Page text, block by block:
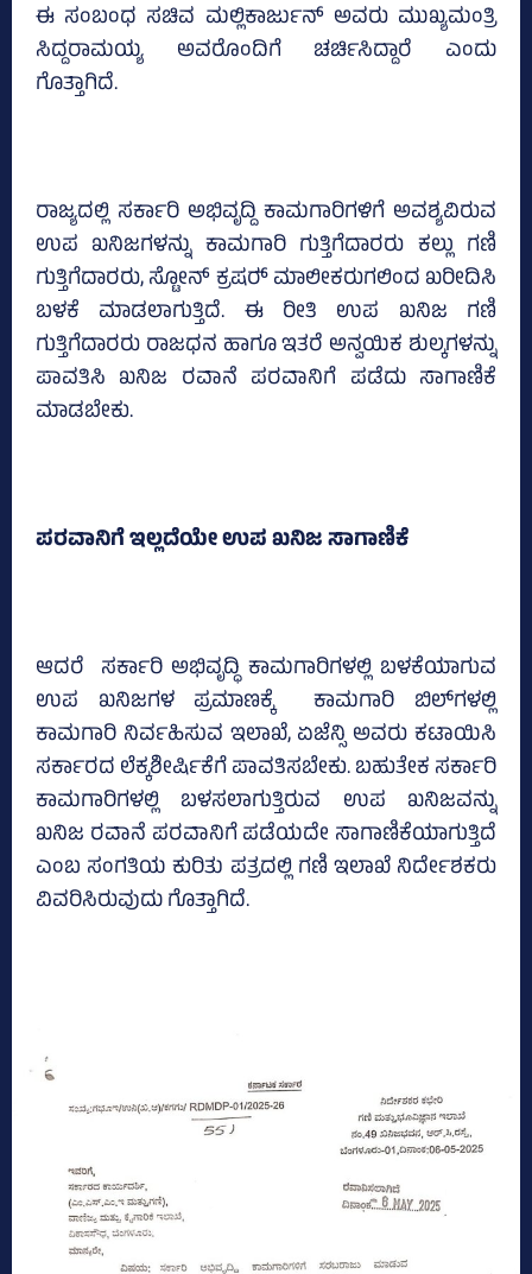
ಈ ಸಂಬಂಧ ಸಚಿವ ಮಲ್ಲಿಕಾರ್ಜುನ್ ಅವರು ಮುಖ್ಯಮಂತ್ರಿ
ಸಿದ್ದರಾಮಯ್ಯ ಅವರೊಂದಿಗೆ ಚರ್ಚಿಸಿದ್ದಾರೆ ಎಂದು
ಗೊತ್ತಾಗಿದೆ.
ರಾಜ್ಯದಲ್ಲಿ ಸರ್ಕಾರಿ ಅಭಿವೃದ್ದಿ ಕಾಮಗಾರಿಗಳಿಗೆ ಅವಶ್ಯವಿರುವ
ಉಪ ಖನಿಜಗಳನ್ನು ಕಾಮಗಾರಿ ಗುತ್ತಿಗೆದಾರರು ಕಲ್ಲು ಗಣಿ
ಗುತ್ತಿಗೆದಾರರು, ಸ್ಟೋನ್‌ ಕ್ರಷರ್‍‌ ಮಾಲೀಕರುಗಲಿಂದ ಖರೀದಿಸಿ
ಬಳಕೆ ಮಾಡಲಾಗುತ್ತಿದೆ. ಈ ರೀತಿ ಉಪ ಖನಿಜ ಗಣಿ
ಗುತ್ತಿಗೆದಾರರು ರಾಜಧನ ಹಾಗೂ ಇತರೆ ಅನ್ವಯಿಕ ಶುಲ್ಕಗಳನ್ನು
ಪಾವತಿಸಿ ಖನಿಜ ರವಾನೆ ಪರವಾನಿಗೆ ಪಡೆದು ಸಾಗಾಣಿಕೆ
ಮಾಡಬೇಕು.
ಪರವಾನಿಗೆ ಇಲ್ಲದೆಯೇ ಉಪ ಖನಿಜ ಸಾಗಾಣಿಕೆ
ಆದರೆ ಸರ್ಕಾರಿ ಅಭಿವೃದ್ಧಿ ಕಾಮಗಾರಿಗಳಲ್ಲಿ ಬಳಕೆಯಾಗುವ
ಉಪ ಖನಿಜಗಳ ಪ್ರಮಾಣಕ್ಕೆ ಕಾಮಗಾರಿ ಬಿಲ್‌ಗಳಲ್ಲಿ
ಕಾಮಗಾರಿ ನಿರ್ವಹಿಸುವ ಇಲಾಖೆ, ಏಜೆನ್ಸಿ ಅವರು ಕಟಾಯಿಸಿ
ಸರ್ಕಾರದ ಲೆಕ್ಕಶೀರ್ಷಿಕೆಗೆ ಪಾವತಿಸಬೇಕು. ಬಹುತೇಕ ಸರ್ಕಾರಿ
ಕಾಮಗಾರಿಗಳಲ್ಲಿ ಬಳಸಲಾಗುತ್ತಿರುವ ಉಪ ಖನಿಜವನ್ನು
ಖನಿಜ ರವಾನೆ ಪರವಾನಿಗೆ ಪಡೆಯದೇ ಸಾಗಾಣಿಕೆಯಾಗುತ್ತಿದೆ
ಎಂಬ ಸಂಗತಿಯ ಕುರಿತು ಪತ್ರದಲ್ಲಿ ಗಣಿ ಇಲಾಖೆ ನಿರ್ದೇಶಕರು
ವಿವರಿಸಿರುವುದು ಗೊತ್ತಾಗಿದೆ.